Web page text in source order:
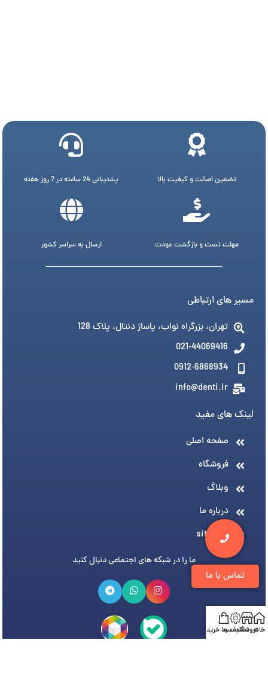
تماس با ما
تضمین اصالت و کیفیت بالا پشتیبانی 24 ساعته در 7 روز هفته
مهلت تست و بازگشت عودت ارسال به سراسر کشور
مسیر های ارتباطی
تهران، بزرگراه نواب، پاساژ دنتال، پلاک 128
021-44069416
0912-6868934
info@denti.ir
لینک های مفید
صفحه اصلی
فروشگاه
وبلاگ
درباره ما
sitemap
ما را در شبکه های اجتماعی دنبال کنید
خانهفروشگاه
تخفیف هاسبد خرید